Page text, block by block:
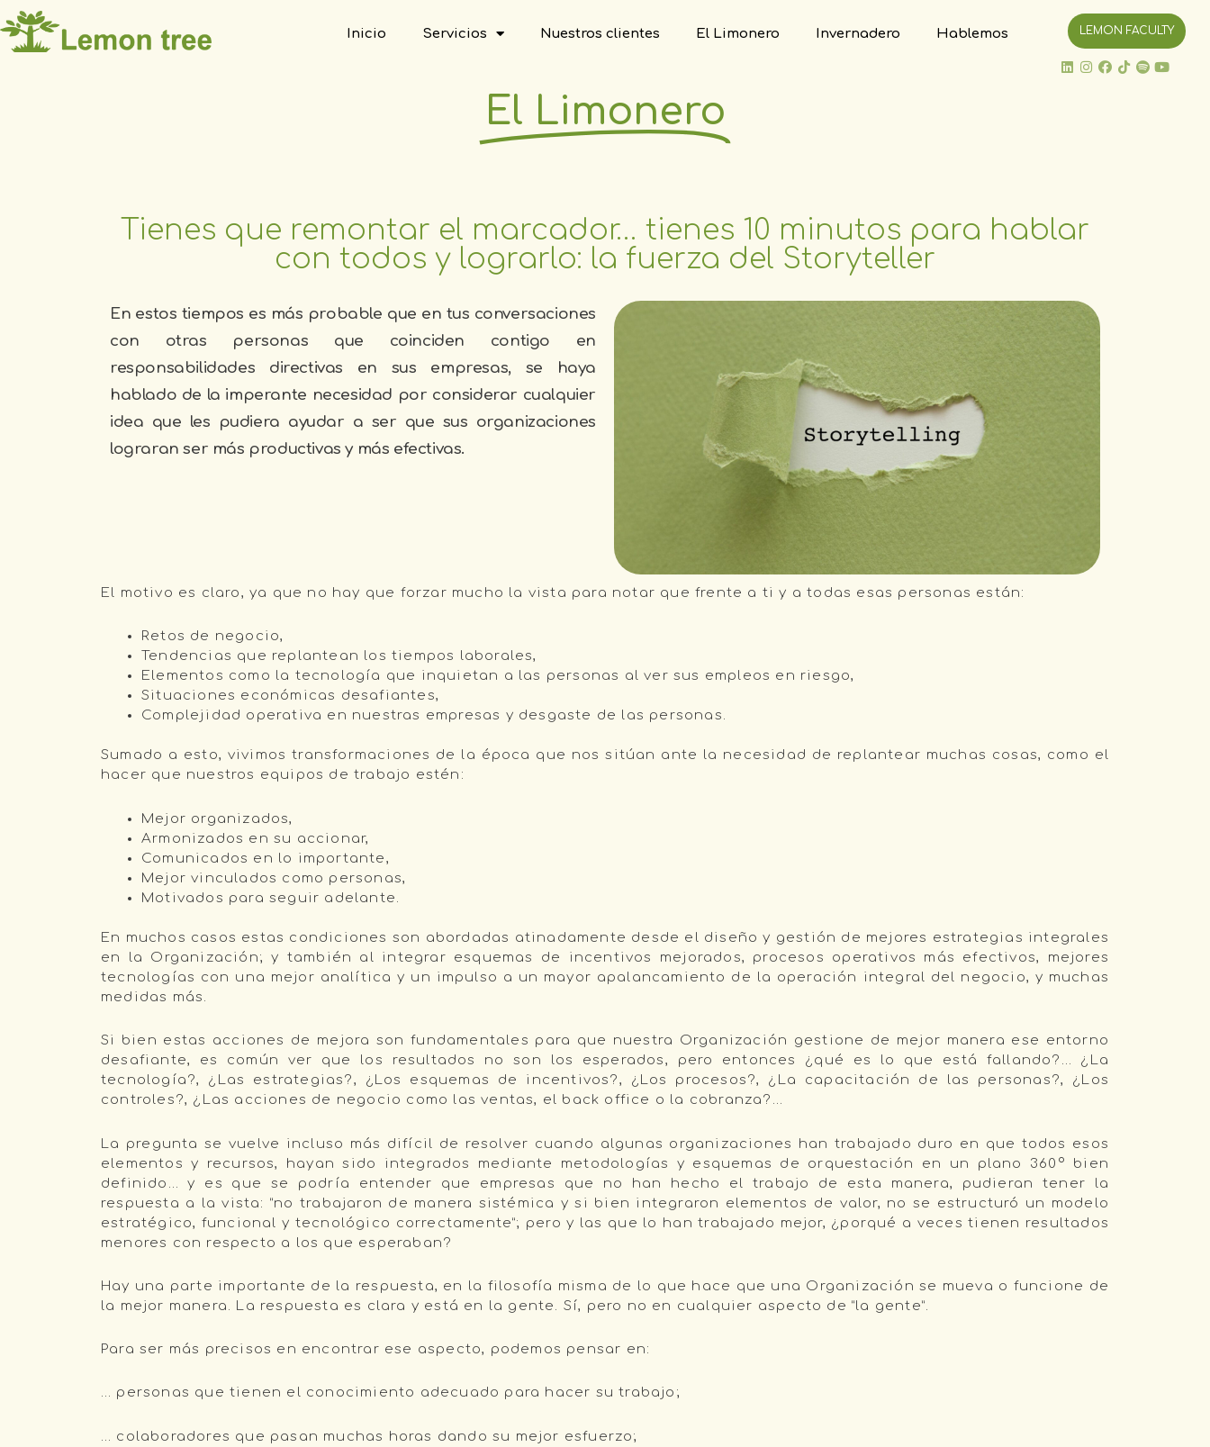
Inicio Servicios Nuestros clientes El Limonero Invernadero Hablemos LEMON FACULTY
El Limonero
Tienes que remontar el marcador… tienes 10 minutos para hablar
con todos y lograrlo: la fuerza del Storyteller
En estos tiempos es más probable que en tus conversaciones
con otras personas que coinciden contigo en
responsabilidades directivas en sus empresas, se haya
hablado de la imperante necesidad por considerar cualquier
idea que les pudiera ayudar a ser que sus organizaciones
lograran ser más productivas y más efectivas.
El motivo es claro, ya que no hay que forzar mucho la vista para notar que frente a ti y a todas esas personas están:
Retos de negocio,
Tendencias que replantean los tiempos laborales,
Elementos como la tecnología que inquietan a las personas al ver sus empleos en riesgo,
Situaciones económicas desafiantes,
Complejidad operativa en nuestras empresas y desgaste de las personas.
Sumado a esto, vivimos transformaciones de la época que nos sitúan ante la necesidad de replantear muchas cosas, como el
hacer que nuestros equipos de trabajo estén:
Mejor organizados,
Armonizados en su accionar,
Comunicados en lo importante,
Mejor vinculados como personas,
Motivados para seguir adelante.
En muchos casos estas condiciones son abordadas atinadamente desde el diseño y gestión de mejores estrategias integrales
en la Organización; y también al integrar esquemas de incentivos mejorados, procesos operativos más efectivos, mejores
tecnologías con una mejor analítica y un impulso a un mayor apalancamiento de la operación integral del negocio, y muchas
medidas más.
Si bien estas acciones de mejora son fundamentales para que nuestra Organización gestione de mejor manera ese entorno
desafiante, es común ver que los resultados no son los esperados, pero entonces ¿qué es lo que está fallando?… ¿La
tecnología?, ¿Las estrategias?, ¿Los esquemas de incentivos?, ¿Los procesos?, ¿La capacitación de las personas?, ¿Los
controles?, ¿Las acciones de negocio como las ventas, el back office o la cobranza?…
La pregunta se vuelve incluso más difícil de resolver cuando algunas organizaciones han trabajado duro en que todos esos
elementos y recursos, hayan sido integrados mediante metodologías y esquemas de orquestación en un plano 360º bien
definido… y es que se podría entender que empresas que no han hecho el trabajo de esta manera, pudieran tener la
respuesta a la vista: “no trabajaron de manera sistémica y si bien integraron elementos de valor, no se estructuró un modelo
estratégico, funcional y tecnológico correctamente”; pero y las que lo han trabajado mejor, ¿porqué a veces tienen resultados
menores con respecto a los que esperaban?
Hay una parte importante de la respuesta, en la filosofía misma de lo que hace que una Organización se mueva o funcione de
la mejor manera. La respuesta es clara y está en la gente. Sí, pero no en cualquier aspecto de “la gente”.
Para ser más precisos en encontrar ese aspecto, podemos pensar en:
… personas que tienen el conocimiento adecuado para hacer su trabajo;
… colaboradores que pasan muchas horas dando su mejor esfuerzo;